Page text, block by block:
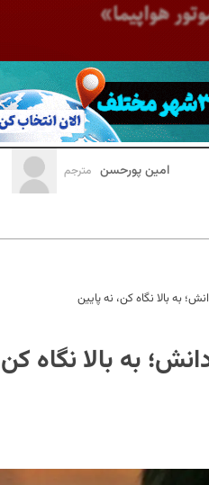
امین پورحسن مترجم
به بالا نگاه کن، نه پایین
به بالا نگاه